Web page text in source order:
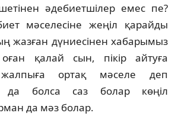
әдебиетшiлер емес пе?
мәселесiне жеңiл қарайды
жазған дүниесiнен хабарымыз
қалай сын, пiкiр айтуға
ортақ мәселе деп
да болса саз болар көңiл
да мәз болар.